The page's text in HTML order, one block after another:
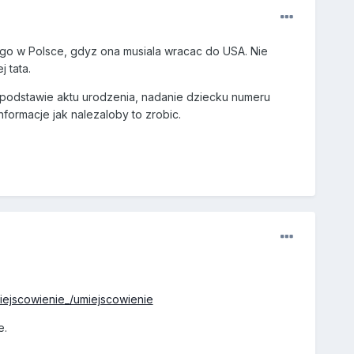
w Polsce, gdyz ona musiala wracac do USA. Nie
tata.
aktu urodzenia, nadanie dziecku numeru
jak nalezaloby to zrobic.
umiejscowienie